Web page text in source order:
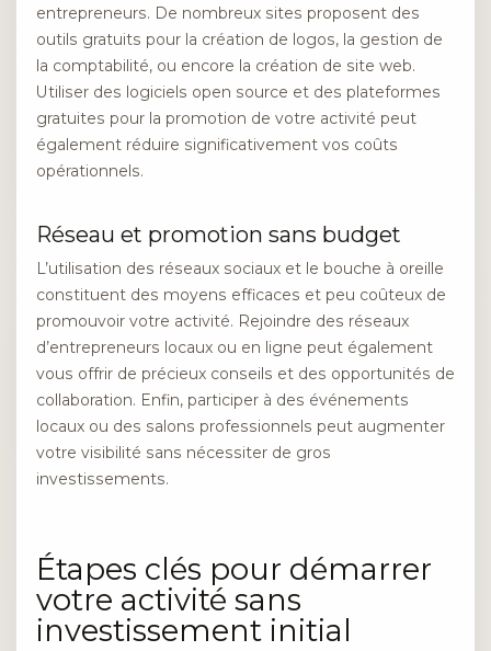
entrepreneurs. De nombreux sites proposent des
outils gratuits pour la création de logos, la gestion de
la comptabilité, ou encore la création de site web.
Utiliser des logiciels open source et des plateformes
gratuites pour la promotion de votre activité peut
également réduire significativement vos coûts
opérationnels.
Réseau et promotion sans budget
L’utilisation des réseaux sociaux et le bouche à oreille
constituent des moyens efficaces et peu coûteux de
promouvoir votre activité. Rejoindre des réseaux
d’entrepreneurs locaux ou en ligne peut également
vous offrir de précieux conseils et des opportunités de
collaboration. Enfin, participer à des événements
locaux ou des salons professionnels peut augmenter
votre visibilité sans nécessiter de gros
investissements.
Étapes clés pour démarrer
votre activité sans
investissement initial